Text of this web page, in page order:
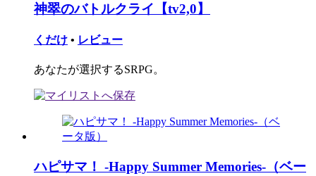
神翠のバトルクライ【tv2,0】
くだけ • レビュー
あなたが選択するSRPG。
ハピサマ！ -Happy Summer Memories-（ベー